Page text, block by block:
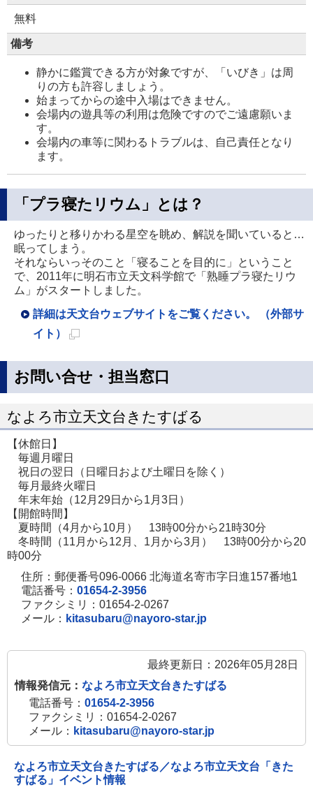
無料
備考
静かに鑑賞できる方が対象ですが、「いびき」は周
りの方も許容しましょう。
始まってからの途中入場はできません。
会場内の遊具等の利用は危険ですのでご遠慮願いま
す。
会場内の車等に関わるトラブルは、自己責任となり
ます。
「プラ寝たリウム」とは？
ゆったりと移りかわる星空を眺め、解説を聞いていると…
眠ってしまう。
それならいっそのこと「寝ることを目的に」ということ
で、2011年に明石市立天文科学館で「熟睡プラ寝たリウ
ム」がスタートしました。
詳細は天文台ウェブサイトをご覧ください。 （外部サ
イト）
規
ー
ジ
開
き
ま
す
お問い合せ・担当窓口
なよろ市立天文台きたすばる
【休館日】
毎週月曜日
祝日の翌日（日曜日および土曜日を除く）
毎月最終火曜日
年末年始（12月29日から1月3日）
【開館時間】
夏時間（4月から10月） 13時00分から21時30分
冬時間（11月から12月、1月から3月） 13時00分から20
時00分
住所：郵便番号096-0066 北海道名寄市字日進157番地1
電話番号： 01654-2-3956
ファクシミリ：01654-2-0267
メール： kitasubaru@nayoro-star.jp
最終更新日：2026年05月28日
情報発信元： なよろ市立天文台きたすばる
電話番号： 01654-2-3956
ファクシミリ：01654-2-0267
メール： kitasubaru@nayoro-star.jp
なよろ市立天文台きたすばる／なよろ市立天文台「きた
すばる」イベント情報